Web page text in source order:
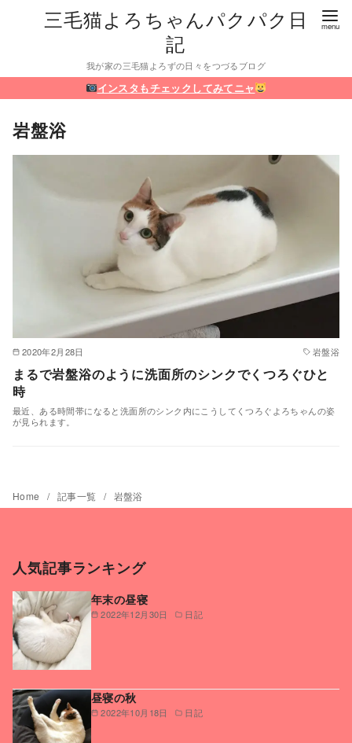
三毛猫よろちゃんパクパク日
記
我が家の三毛猫よろずの日々をつづるブログ
インスタもチェックしてみてニャ
岩盤浴
2020年2月28日 岩盤浴
まるで岩盤浴のように洗面所のシンクでくつろぐひと
時
最近、ある時間帯になると洗面所のシンク内にこうしてくつろぐよろちゃんの姿
が見られます。
Home 記事一覧 岩盤浴
人気記事ランキング
2022年12月30日 日記
年末の昼寝
2022年10月18日 日記
昼寝の秋